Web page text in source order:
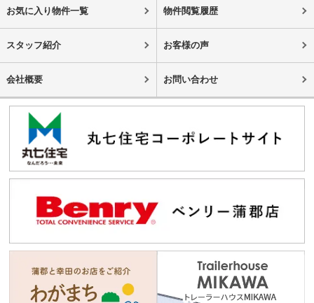
お気に入り物件一覧 物件閲覧履歴
スタッフ紹介 お客様の声
会社概要 お問い合わせ